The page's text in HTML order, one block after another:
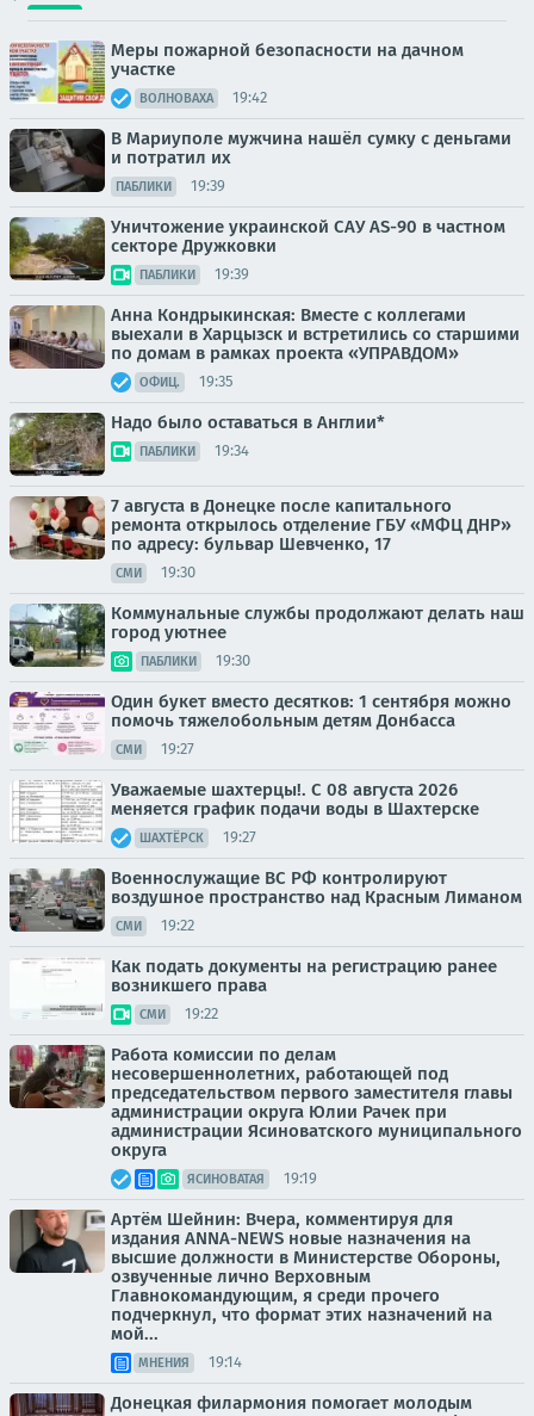
Меры пожарной безопасности на дачном
участке
ВОЛНОВАХА 19:42
В Мариуполе мужчина нашёл сумку с деньгами
и потратил их
ПАБЛИКИ 19:39
Уничтожение украинской САУ AS-90 в частном
секторе Дружковки
ПАБЛИКИ 19:39
Анна Кондрыкинская: Вместе с коллегами
выехали в Харцызск и встретились со старшими
по домам в рамках проекта «УПРАВДОМ»
ОФИЦ. 19:35
Надо было оставаться в Англии*
ПАБЛИКИ 19:34
7 августа в Донецке после капитального
ремонта открылось отделение ГБУ «МФЦ ДНР»
по адресу: бульвар Шевченко, 17
СМИ 19:30
Коммунальные службы продолжают делать наш
город уютнее
ПАБЛИКИ 19:30
Один букет вместо десятков: 1 сентября можно
помочь тяжелобольным детям Донбасса
СМИ 19:27
Уважаемые шахтерцы!. С 08 августа 2026
меняется график подачи воды в Шахтерске
ШАХТЁРСК 19:27
Военнослужащие ВС РФ контролируют
воздушное пространство над Красным Лиманом
СМИ 19:22
Как подать документы на регистрацию ранее
возникшего права
СМИ 19:22
Работа комиссии по делам
несовершеннолетних, работающей под
председательством первого заместителя главы
администрации округа Юлии Рачек при
администрации Ясиноватского муниципального
округа
ЯСИНОВАТАЯ 19:19
Артём Шейнин: Вчера, комментируя для
издания ANNA-NEWS новые назначения на
высшие должности в Министерстве Обороны,
озвученные лично Верховным
Главнокомандующим, я среди прочего
подчеркнул, что формат этих назначений на
мой...
МНЕНИЯ 19:14
Донецкая филармония помогает молодым